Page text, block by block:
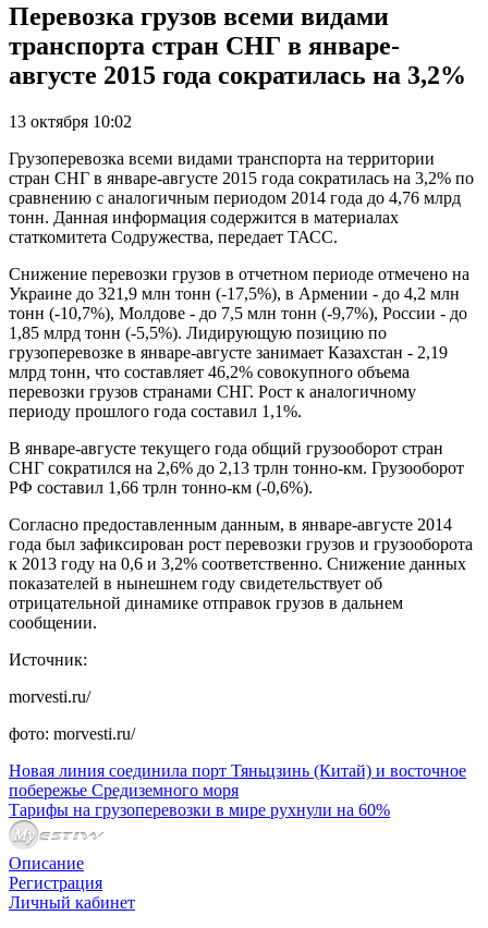
Перевозка грузов всеми видами
транспорта стран СНГ в январе-
августе 2015 года сократилась на 3,2%
13 октября 10:02
Грузоперевозка всеми видами транспорта на территории
стран СНГ в январе-августе 2015 года сократилась на 3,2% по
сравнению с аналогичным периодом 2014 года до 4,76 млрд
тонн. Данная информация содержится в материалах
cтаткомитета Содружества, передает ТАСС.
Снижение перевозки грузов в отчетном периоде отмечено на
Украине до 321,9 млн тонн (-17,5%), в Армении - до 4,2 млн
тонн (-10,7%), Молдове - до 7,5 млн тонн (-9,7%), России - до
1,85 млрд тонн (-5,5%). Лидирующую позицию по
грузоперевозке в январе-августе занимает Казахстан - 2,19
млрд тонн, что составляет 46,2% совокупного объема
перевозки грузов странами СНГ. Рост к аналогичному
периоду прошлого года составил 1,1%.
В январе-августе текущего года общий грузооборот стран
СНГ сократился на 2,6% до 2,13 трлн тонно-км. Грузооборот
РФ составил 1,66 трлн тонно-км (-0,6%).
Согласно предоставленным данным, в январе-августе 2014
года был зафиксирован рост перевозки грузов и грузооборота
к 2013 году на 0,6 и 3,2% соответственно. Снижение данных
показателей в нынешнем году свидетельствует об
отрицательной динамике отправок грузов в дальнем
сообщении.
Источник:
morvesti.ru/
фото: morvesti.ru/
Новая линия соединила порт Тяньцзинь (Китай) и восточное
побережье Средиземного моря
Тарифы на грузоперевозки в мире рухнули на 60%
Описание
Регистрация
Личный кабинет